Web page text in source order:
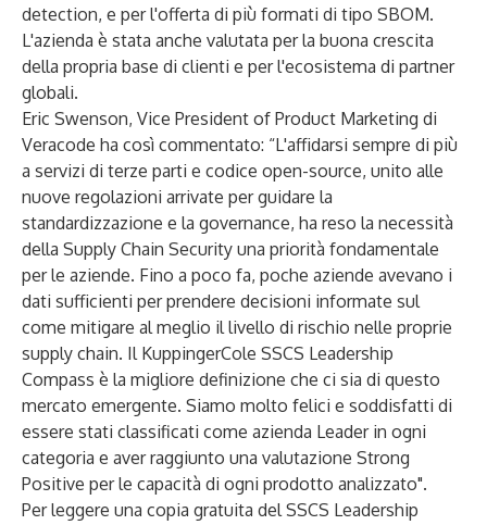
detection, e per l'offerta di più formati di tipo SBOM.
L'azienda è stata anche valutata per la buona crescita
della propria base di clienti e per l'ecosistema di partner
globali.
Eric Swenson, Vice President of Product Marketing di
Veracode ha così commentato: “L'affidarsi sempre di più
a servizi di terze parti e codice open-source, unito alle
nuove regolazioni arrivate per guidare la
standardizzazione e la governance, ha reso la necessità
della Supply Chain Security una priorità fondamentale
per le aziende. Fino a poco fa, poche aziende avevano i
dati sufficienti per prendere decisioni informate sul
come mitigare al meglio il livello di rischio nelle proprie
supply chain. Il KuppingerCole SSCS Leadership
Compass è la migliore definizione che ci sia di questo
mercato emergente. Siamo molto felici e soddisfatti di
essere stati classificati come azienda Leader in ogni
categoria e aver raggiunto una valutazione Strong
Positive per le capacità di ogni prodotto analizzato".
Per leggere una copia gratuita del SSCS Leadership